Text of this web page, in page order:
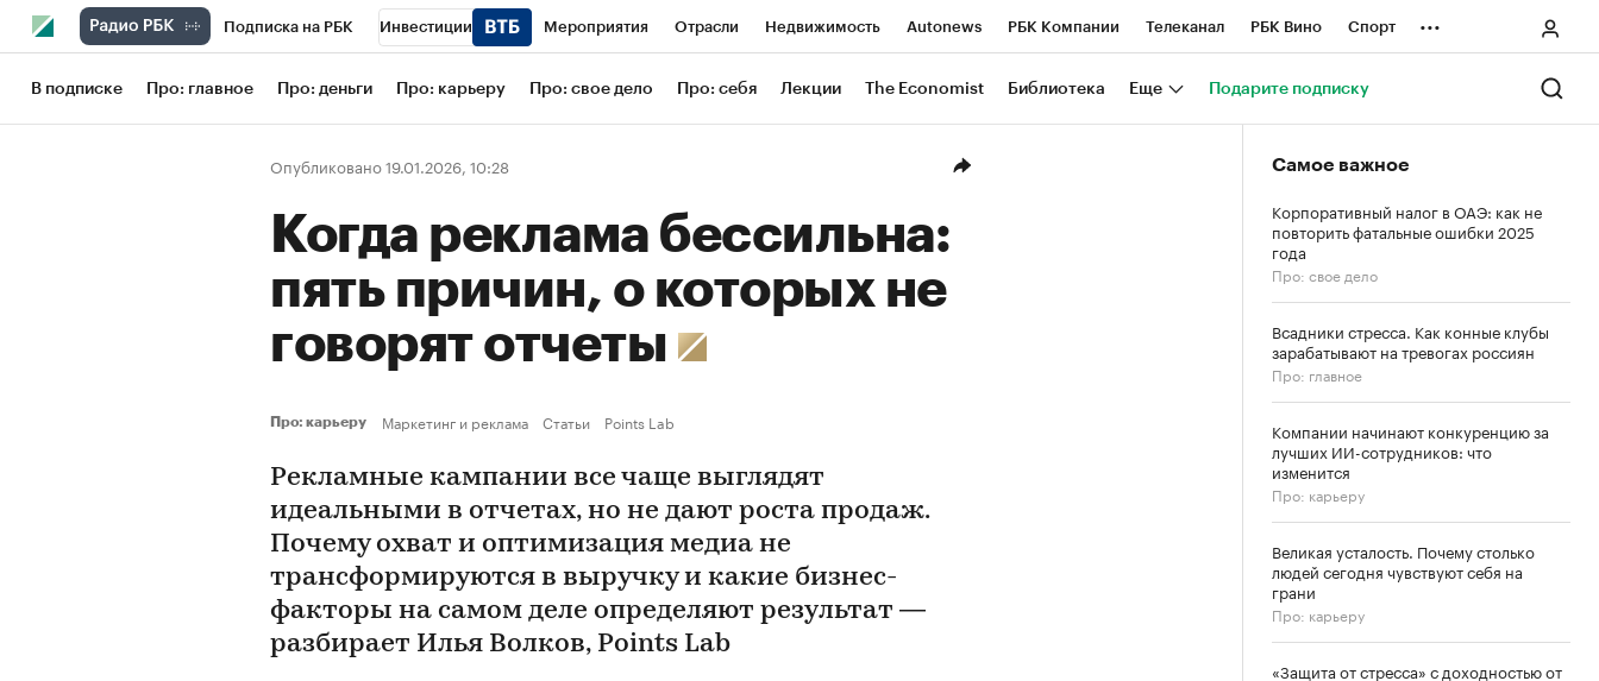
Подписка на РБК Инвестиции Мероприятия Отрасли Недвижимость Autonews РБК Компании Телеканал РБК Вино Спорт
Школа управления РБК РБК Образование РБК Life Тренды Визионеры Национальные проекты Город
Рынок наличной валюты
...
В подписке Про: главное Про: деньги Про: карьеру Про: свое дело Про: себя Лекции The Economist Библиотека Еще Подарите подписку
Опубликовано 19.01.2026, 10:28
Когда реклама бессильна:
пять причин, о которых не
говорят отчеты
Про: карьеру Маркетинг и реклама Статьи Points Lab
Рекламные кампании все чаще выглядят
идеальными в отчетах, но не дают роста продаж.
Почему охват и оптимизация медиа не
трансформируются в выручку и какие бизнес-
факторы на самом деле определяют результат —
разбирает Илья Волков, Points Lab
Самое важное
Корпоративный налог в ОАЭ: как не
повторить фатальные ошибки 2025
года
Про: свое дело
Всадники стресса. Как конные клубы
зарабатывают на тревогах россиян
Про: главное
Компании начинают конкуренцию за
лучших ИИ-сотрудников: что
изменится
Про: карьеру
Великая усталость. Почему столько
людей сегодня чувствуют себя на
грани
Про: карьеру
«Защита от стресса» с доходностью от